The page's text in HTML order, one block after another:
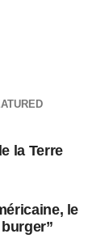
la Terre
le